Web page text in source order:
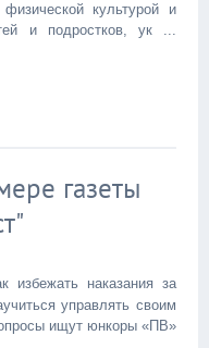
культурой и
и подростков, ук ...
газеты
избежать наказания за
управлять своим
ищут юнкоры «ПВ»